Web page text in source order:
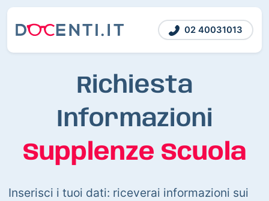
02 40031013
Richiesta
Informazioni
Supplenze Scuola
Inserisci i tuoi dati: riceverai informazioni sui